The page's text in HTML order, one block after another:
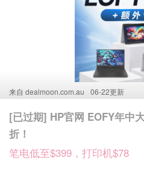
来自 dealmoon.com.au 06-22更新
[已过期] HP官网 EOFY年中
折！
笔电低至$399，打印机$78